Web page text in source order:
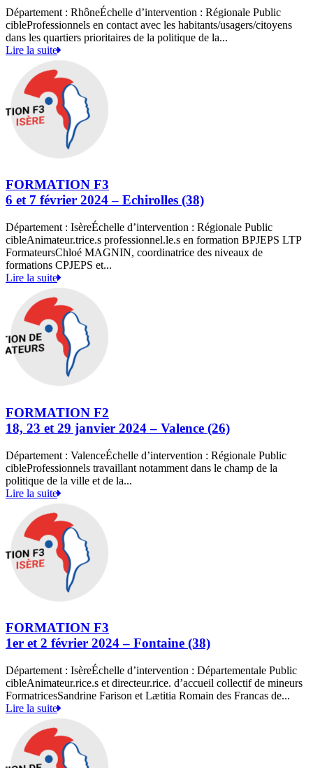
Département : RhôneÉchelle d’intervention : Régionale Public
cibleProfessionnels en contact avec les habitants/usagers/citoyens
dans les quartiers prioritaires de la politique de la...
Lire la suite
FORMATION F3
6 et 7 février 2024 – Echirolles (38)
Département : IsèreÉchelle d’intervention : Régionale Public
cibleAnimateur.trice.s professionnel.le.s en formation BPJEPS LTP
FormateursChloé MAGNIN, coordinatrice des niveaux de
formations CPJEPS et...
Lire la suite
FORMATION F2
18, 23 et 29 janvier 2024 – Valence (26)
Département : ValenceÉchelle d’intervention : Régionale Public
cibleProfessionnels travaillant notamment dans le champ de la
politique de la ville et de la...
Lire la suite
FORMATION F3
1er et 2 février 2024 – Fontaine (38)
Département : IsèreÉchelle d’intervention : Départementale Public
cibleAnimateur.rice.s et directeur.rice. d’accueil collectif de mineurs
FormatricesSandrine Farison et Lætitia Romain des Francas de...
Lire la suite